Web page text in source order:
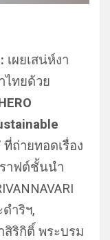
เผยเสน่ห์งา
ไทยด้วย
ที่ถ่ายทอดเรื่อง
าฟต์ชั้นนำ
ำริฯ,
ริกิติ์ พระบรม